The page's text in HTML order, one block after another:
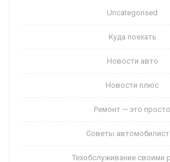
Uncategorised
Куда поехать
Новости авто
Новости плюс
Ремонт — это просто
Советы
Техобслуживание своими